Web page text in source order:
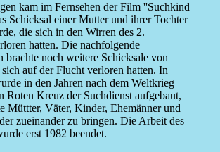
kam im Fernsehen der Film ''Suchkind
Schicksal einer Mutter und ihrer Tochter
die sich in den Wirren des 2.
hatten. Die nachfolgende
brachte noch weitere Schicksale von
auf der Flucht verloren hatten. In
in den Jahren nach dem Weltkrieg
Roten Kreuz der Suchdienst aufgebaut,
Müttter, Väter, Kinder, Ehemänner und
zueinander zu bringen. Die Arbeit des
erst 1982 beendet.